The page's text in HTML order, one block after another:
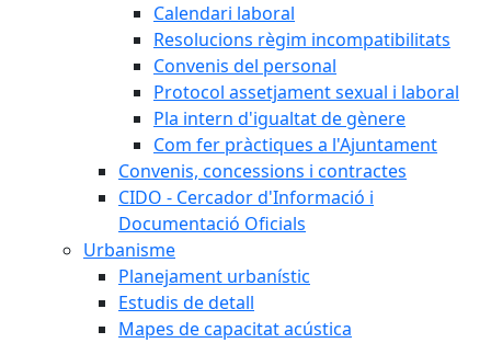
Calendari laboral
Resolucions règim incompatibilitats
Convenis del personal
Protocol assetjament sexual i laboral
Pla intern d'igualtat de gènere
Com fer pràctiques a l'Ajuntament
Convenis, concessions i contractes
CIDO - Cercador d'Informació i
Documentació Oficials
Urbanisme
Planejament urbanístic
Estudis de detall
Mapes de capacitat acústica